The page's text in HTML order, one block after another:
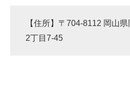
【住所】〒704-8112 岡山
2丁目7-45